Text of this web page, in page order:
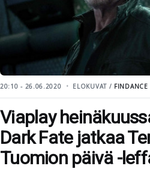
20:10 - 26.06.2020 ELOKUVAT / FINDANCE
Viaplay
Dark Fate jatkaa
Tuomion päivä -